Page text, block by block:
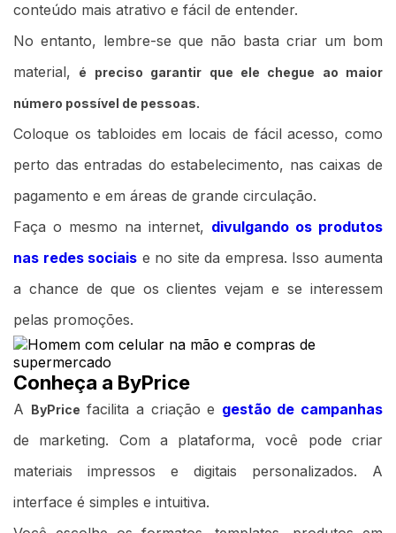
conteúdo mais atrativo e fácil de entender.
No entanto, lembre-se que não basta criar um bom
material,
é preciso garantir que ele chegue ao maior
número possível de pessoas.
Coloque os tabloides em locais de fácil acesso, como
perto das entradas do estabelecimento, nas caixas de
pagamento e em áreas de grande circulação.
Faça o mesmo na internet, divulgando os produtos
nas redes sociais e no site da empresa. Isso aumenta
a chance de que os clientes vejam e se interessem
pelas promoções.
Conheça a ByPrice
A ByPrice facilita a criação e gestão de campanhas
de marketing. Com a plataforma, você pode criar
materiais impressos e digitais personalizados. A
interface é simples e intuitiva.